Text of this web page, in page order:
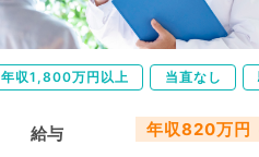
年収1,800万円以上 当直なし
給与 年収820万円